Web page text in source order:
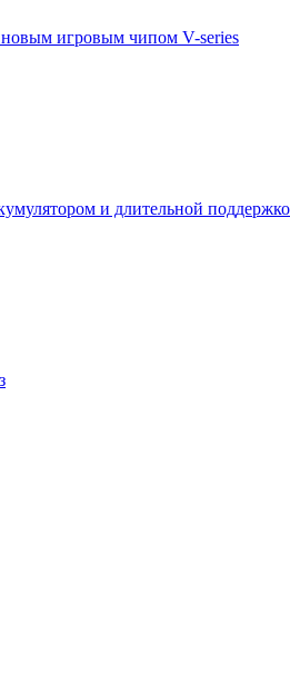
новым игровым чипом V-series
и длительной